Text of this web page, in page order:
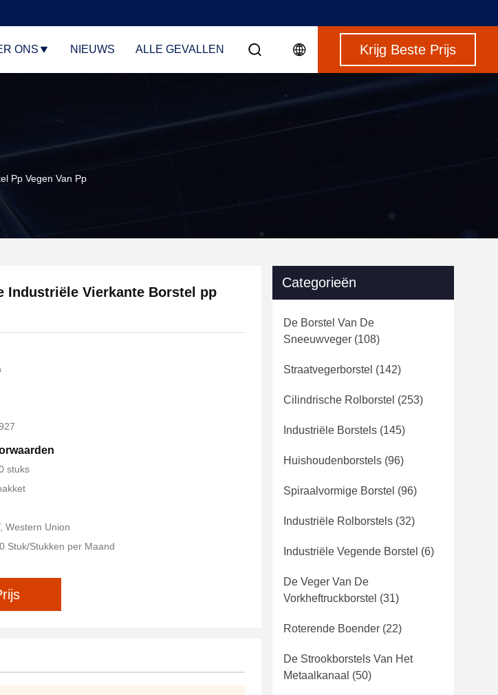
ONS NIEUWS ALLE GEVALLEN Krijg Beste Prijs
Pp Vegen Van Pp
Industriële Vierkante Borstel pp
stuks
Western Union
Stuk/Stukken per Maand
Categorieën
De Borstel Van De
Sneeuwveger (108)
Straatvegerborstel (142)
Cilindrische Rolborstel (253)
Industriële Borstels (145)
Huishoudenborstels (96)
Spiraalvormige Borstel (96)
Industriële Rolborstels (32)
Industriële Vegende Borstel (6)
De Veger Van De
Vorkheftruckborstel (31)
Roterende Boender (22)
De Strookborstels Van Het
Metaalkanaal (50)